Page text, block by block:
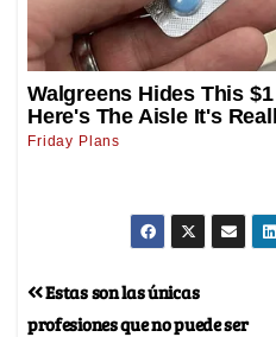
Estas son las únicas
profesiones que no puede ser